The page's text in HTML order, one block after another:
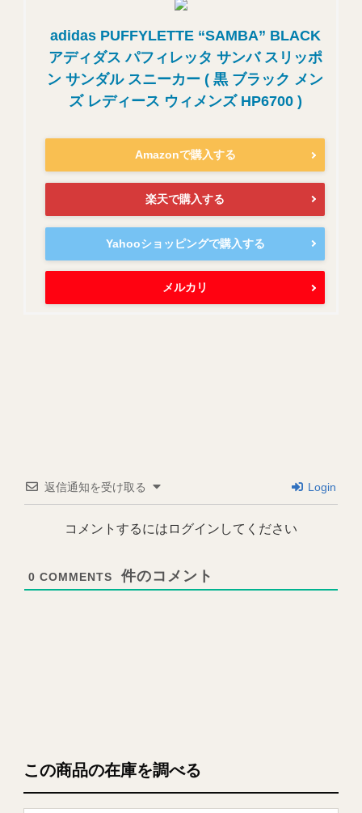
adidas PUFFYLETTE “SAMBA” BLACK
アディダス パフィレッタ サンバ スリッポ
ン サンダル スニーカー ( 黒 ブラック メン
ズ レディース ウィメンズ HP6700 )
Amazonで購入する
楽天で購入する
Yahooショッピングで購入する
メルカリ
この商品の在庫を調べる
返信通知を受け取る Login
コメントするにはログインしてください
0 COMMENTS